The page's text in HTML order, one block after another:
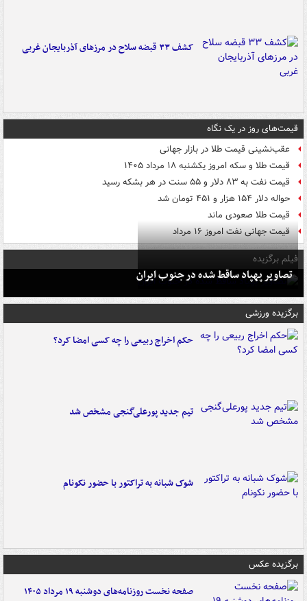
کشف ۳۳ قبضه سلاح در مرزهای آذربایجان غربی
قیمت‌های روز در یک نگاه
عقب‌نشینی قیمت طلا در بازار جهانی
قیمت طلا و سکه امروز یکشنبه ۱۸ مرداد ۱۴۰۵
قیمت نفت به ۸۳ دلار و ۵۵ سنت در هر بشکه رسید
حواله دلار ۱۵۴ هزار و ۴۵۱ تومان شد
قیمت طلا صعودی ماند
قیمت جهانی نفت امروز ۱۶ مرداد
فیلم برگزیده
تصاویر پهپاد ساقط شده در جنوب ایران
برگزیده ورزشی
حکم اخراج ربیعی را چه کسی امضا کرد؟
تیم جدید پورعلی‌گنجی مشخص شد
شوک شبانه به تراکتور با حضور نکونام
برگزیده عکس
صفحه نخست روزنامه‌های دوشنبه ۱۹ مرداد ۱۴۰۵